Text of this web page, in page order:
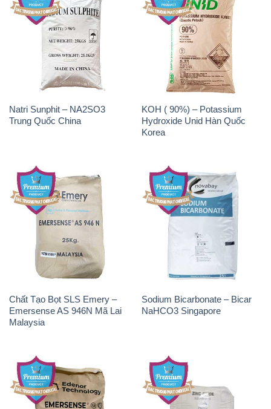
Natri Sunphit – NA2SO3
Trung Quốc China
KOH ( 90%) – Potassium
Hydroxide Unid Hàn Quốc
Chất Tạo Bọt SLS Emery –
Emersense AS 946N Mã Lai
Malaysia
Sodium Bicarbonate – Bicar
NaHCO3 Singapore